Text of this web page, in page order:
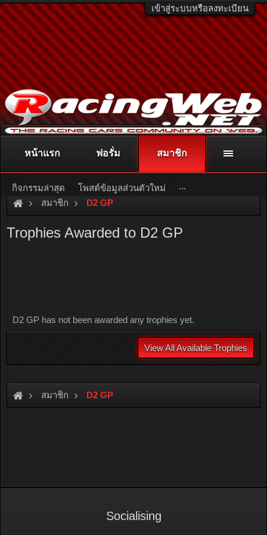
เข้าสู่ระบบหรือลงทะเบียน
ติดต่อลงโฆษณา racingweb@gmail.comหรือโทร. 081-811-1138
หรืออ่านรายละเอียดเพิ่มเติม คลิกที่นี่
สมาชิก D2 GP
Trophies Awarded to D2 GP
D2 GP has not been awarded any trophies yet.
View All Available Trophies
สมาชิก D2 GP
หน้าแรก ฟอรั่ม สมาชิก
กิจกรรมล่าสุด โพสต์ข้อมูลส่วนตัวใหม่ ...
Socialising